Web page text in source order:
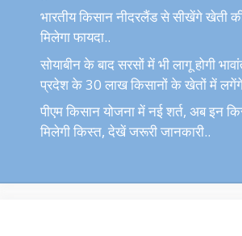
भारतीय किसान नीदरलैंड से सीखेंगे खेती
मिलेगा फायदा..
सोयाबीन के बाद सरसों में भी लागू होगी
प्रदेश के 30 लाख किसानों के खेतों में लगेंगे
पीएम किसान योजना में नई शर्त, अब इन
मिलेगी किस्त, देखें जरूरी जानकारी..